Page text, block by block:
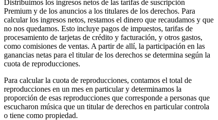
Distribuimos los ingresos netos de las tarifas de suscripción
Premium y de los anuncios a los titulares de los derechos. Para
calcular los ingresos netos, restamos el dinero que recaudamos y que
no nos quedamos. Esto incluye pagos de impuestos, tarifas de
procesamiento de tarjetas de crédito y facturación, y otros gastos,
como comisiones de ventas. A partir de allí, la participación en las
ganancias netas para el titular de los derechos se determina según la
cuota de reproducciones.
Para calcular la cuota de reproducciones, contamos el total de
reproducciones en un mes en particular y determinamos la
proporción de esas reproducciones que corresponde a personas que
escucharon música que un titular de derechos en particular controla
o tiene como propiedad.